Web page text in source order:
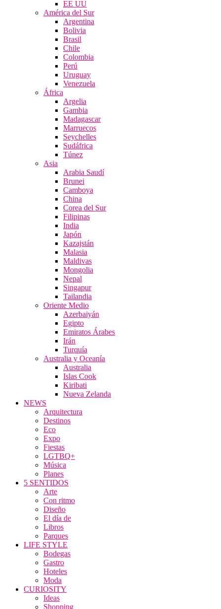
EE UU
América del Sur
Argentina
Bolivia
Brasil
Chile
Colombia
Perú
Uruguay
Venezuela
África
Argelia
Gambia
Madagascar
Marruecos
Seychelles
Sudáfrica
Túnez
Asia
Arabia Saudí
Brunei
Camboya
China
Corea del Sur
Filipinas
India
Japón
Kazajstán
Malasia
Maldivas
Mongolia
Nepal
Singapur
Tailandia
Oriente Medio
Azerbaiyán
Egipto
Emiratos Árabes
Irán
Turquía
Australia y Oceanía
Australia
Islas Cook
Kiribati
Nueva Zelanda
NEWS
Arquitectura
Destinos
Eco
Expo
Fiestas
LGTBQ+
Música
Planes
5 SENTIDOS
Arte
Con ritmo
Diseño
El día de
Libros
Parques
LIFE STYLE
Bodegas
Gastro
Hoteles
Moda
CURIOSITY
Ideas
Shopping